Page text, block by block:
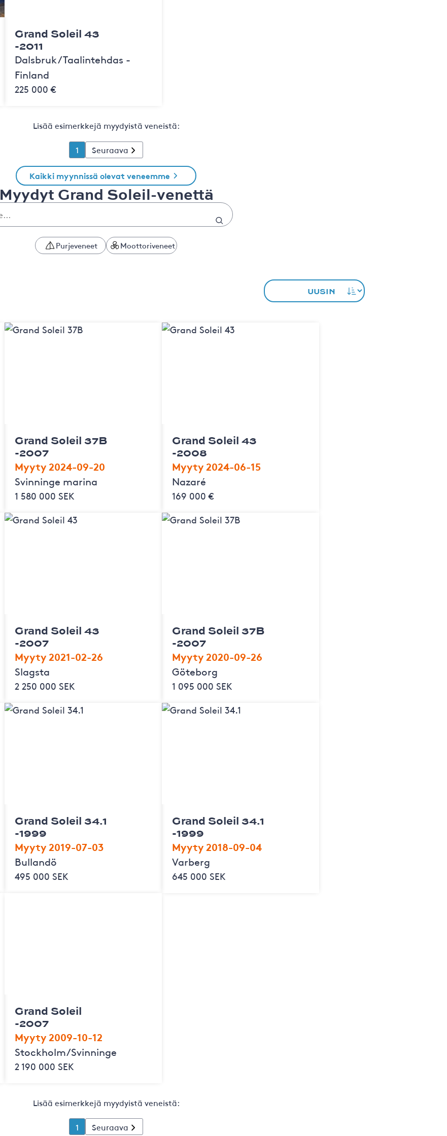
Grand Soleil 43
-2011
Dalsbruk / Taalintehdas -
Finland
225 000 €
Lisää esimerkkejä myydyistä veneistä:
1 Seuraava
Kaikki myynnissä olevat veneemme
Myydyt Grand Soleil-venettä
Purjeveneet Moottoriveneet
Grand Soleil 37B
-2007
Myyty 2024-09-20
Svinninge marina
1 580 000 SEK
Grand Soleil 43
-2008
Myyty 2024-06-15
Nazaré
169 000 €
Grand Soleil 43
-2007
Myyty 2021-02-26
Slagsta
2 250 000 SEK
Grand Soleil 37B
-2007
Myyty 2020-09-26
Göteborg
1 095 000 SEK
Grand Soleil 34.1
-1999
Myyty 2019-07-03
Bullandö
495 000 SEK
Grand Soleil 34.1
-1999
Myyty 2018-09-04
Varberg
645 000 SEK
Grand Soleil
-2007
Myyty 2009-10-12
Stockholm/Svinninge
2 190 000 SEK
Lisää esimerkkejä myydyistä veneistä:
1 Seuraava